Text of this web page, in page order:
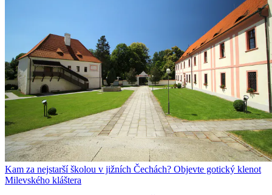
Kam za nejstarší školou v jižních Čechách? Objevte gotický klenot
Milevského kláštera